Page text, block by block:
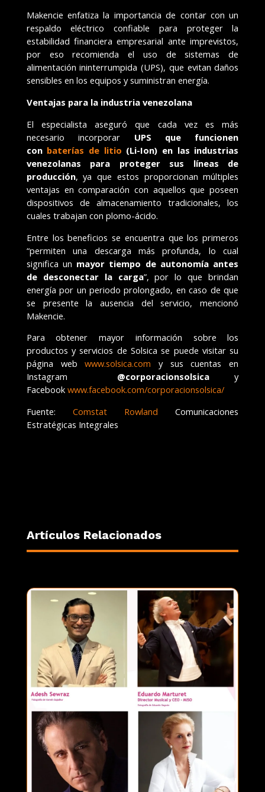
Makencie enfatiza la importancia de contar con un
respaldo eléctrico confiable para proteger la
estabilidad financiera empresarial ante imprevistos,
por eso recomienda el uso de sistemas de
alimentación ininterrumpida (UPS), que evitan daños
sensibles en los equipos y suministran energía.
Ventajas para la industria venezolana
El especialista aseguró que cada vez es más
necesario incorporar UPS que funcionen
con baterías de litio (Li-Ion) en las industrias
venezolanas para proteger sus líneas de
producción, ya que estos proporcionan múltiples
ventajas en comparación con aquellos que poseen
dispositivos de almacenamiento tradicionales, los
cuales trabajan con plomo-ácido.
Entre los beneficios se encuentra que los primeros
“permiten una descarga más profunda, lo cual
significa un mayor tiempo de autonomía antes
de desconectar la carga”, por lo que brindan
energía por un periodo prolongado, en caso de que
se presente la ausencia del servicio, mencionó
Makencie.
Para obtener mayor información sobre los
productos y servicios de Solsica se puede visitar su
página webwww.solsica.com y sus cuentas en
Instagram @corporacionsolsica y
Facebook www.facebook.com/corporacionsolsica/
Fuente: Comstat Rowland Comunicaciones
Estratégicas Integrales
Artículos Relacionados